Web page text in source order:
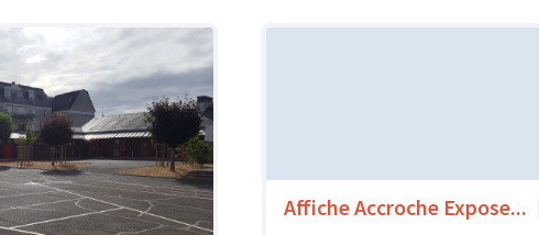
Affiche Accroche Expose...